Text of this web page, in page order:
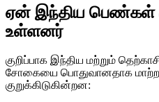
ஏன் இந்திய பெண்கள்
உள்ளனர்
குறிப்பாக இந்திய மற்றும்
சோகையை பொதுவானதாக
குறுக்கிடுகின்றன: